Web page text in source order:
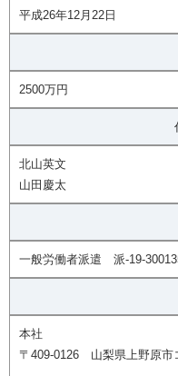
平成26年12月22日
2500万円
北山英文
山田慶太
一般労働者派遣 派-19-
本社
〒409-0126 山梨県上野原市